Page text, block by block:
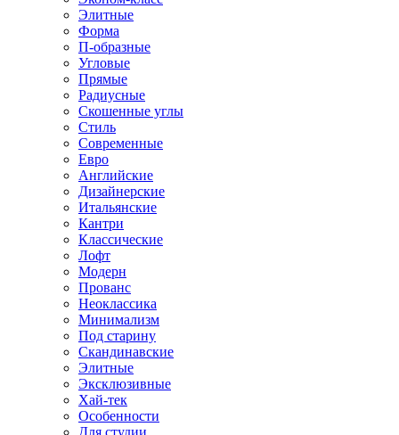
Элитные
Форма
П-образные
Угловые
Прямые
Радиусные
Скошенные углы
Стиль
Современные
Евро
Английские
Дизайнерские
Итальянские
Кантри
Классические
Лофт
Модерн
Прованс
Неоклассика
Минимализм
Под старину
Скандинавские
Элитные
Эксклюзивные
Хай-тек
Особенности
Для студии